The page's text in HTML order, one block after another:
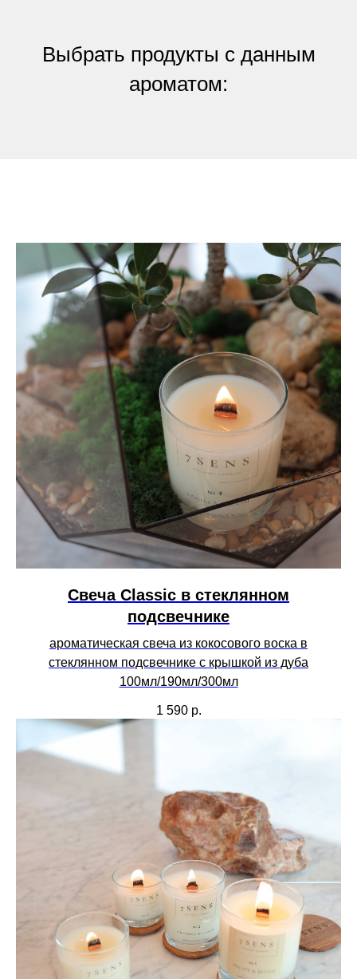
Выбрать продукты с данным
ароматом:
Свеча Сlassic в стеклянном
подсвечнике
ароматическая свеча из кокосового воска в
стеклянном подсвечнике с крышкой из дуба
100мл/190мл/300мл
1 590 р.